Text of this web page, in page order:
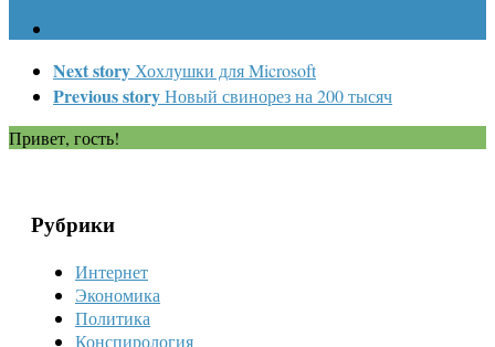
Next story Хохлушки для Microsoft
Previous storyНовый свинорез на 200 тысяч
Привет, гость!
Рубрики
Интернет
Экономика
Политика
Конспирология